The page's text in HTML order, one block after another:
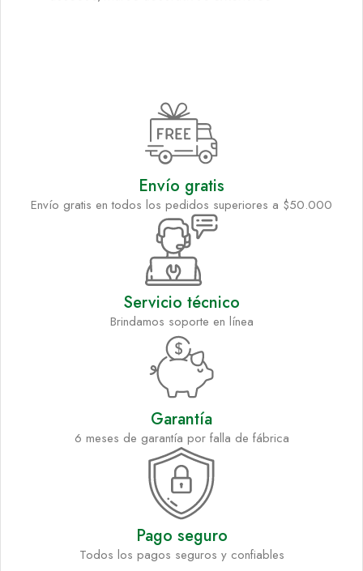
Envío gratis
Envío gratis en todos los pedidos superiores a $50.000
Servicio técnico
Brindamos soporte en línea
Garantía
6 meses de garantía por falla de fábrica
Pago seguro
Todos los pagos seguros y confiables